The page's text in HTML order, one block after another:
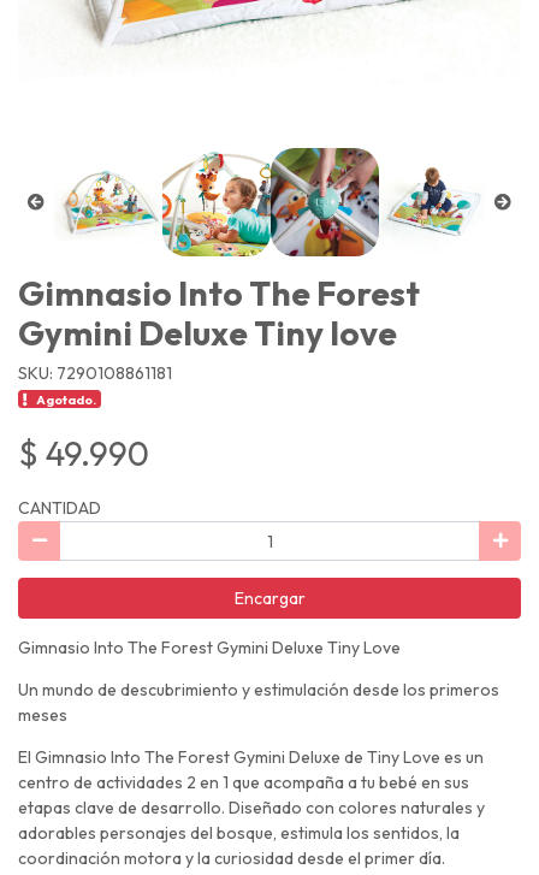
Gimnasio Into The Forest
Gymini Deluxe Tiny love
SKU: 7290108861181
Agotado.
$ 49.990
CANTIDAD
Encargar
Gimnasio Into The Forest Gymini Deluxe Tiny Love
Un mundo de descubrimiento y estimulación desde los primeros
meses
El Gimnasio Into The Forest Gymini Deluxe de Tiny Love es un
centro de actividades 2 en 1 que acompaña a tu bebé en sus
etapas clave de desarrollo. Diseñado con colores naturales y
adorables personajes del bosque, estimula los sentidos, la
coordinación motora y la curiosidad desde el primer día.